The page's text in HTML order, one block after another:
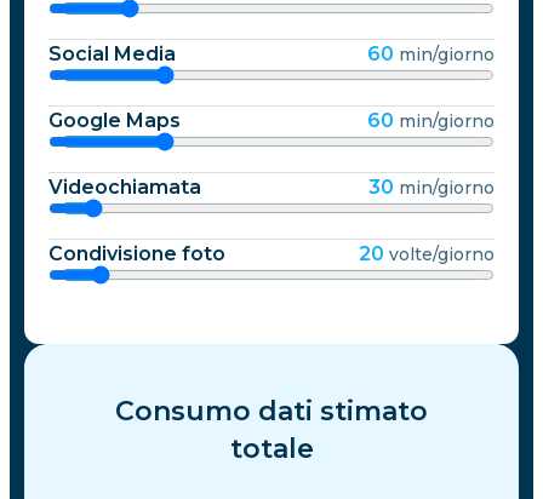
Social Media 60 min/giorno
Google Maps 60 min/giorno
Videochiamata 30 min/giorno
Condivisione foto 20 volte/giorno
Consumo dati stimato
totale